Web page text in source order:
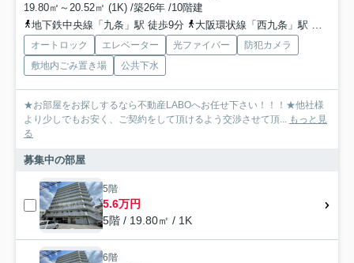
19.80㎡～20.52㎡ (1K) /築26年 /10階建
地下鉄中央線「九条」駅 徒歩9分
大阪環状線「西九条」駅 徒歩9分
オートロック エレベーター 光ファイバー
防犯カメラ
敷地内ごみ置き場
公共下水
★お部屋をお探しするなら不動産LABOへお任せ下さい！！！★他社様
より少しでもお安く、ご契約をして頂けるよう交渉させて頂... もっと見
る
募集中の部屋
5階
5.6万円
5階 / 19.80㎡ / 1K
6階